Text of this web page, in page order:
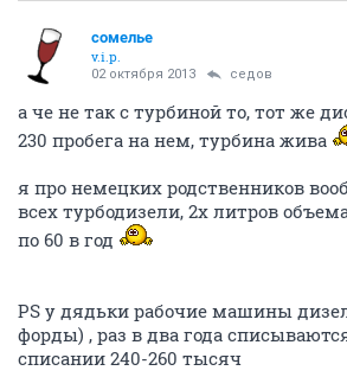
сомелье
v.i.p.
02 октября 2013 седов
а че не так с турбиной то, тот же
230 пробега на нем, турбина жива
я про немецких родственников
всех турбодизели, 2х литров
по 60 в год
PS у дядьки рабочие машины
форды) , раз в два года
списании 240-260 тысяч